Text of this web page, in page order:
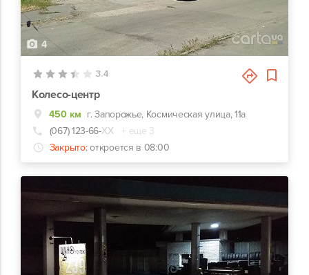
4
3.4
Колесо-центр
450 км г. Запорожье, Космическая улица, 11а
(067) 123-66-ХХ
+ еще 3
Закрыто: откроется в 08:00